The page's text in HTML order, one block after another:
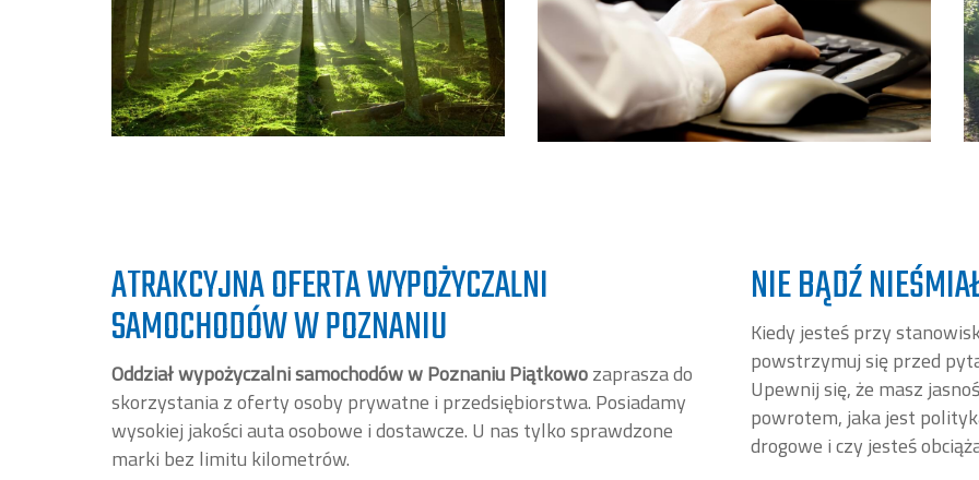
ATRAKCYJNA OFERTA WYPOŻYCZALNI
SAMOCHODÓW W POZNANIU
Oddział wypożyczalni samochodów w Poznaniu Piątkowozaprasza do
skorzystania z oferty osoby prywatne i przedsiębiorstwa. Posiadamy
wysokiej jakości auta osobowe i dostawcze. U nas tylko sprawdzone
marki bez limitu kilometrów.
NIE BĄDŹ
Kiedy jesteś przy
powstrzymuj się przed
Upewnij się, że masz
powrotem, jaka jest
drogowe i czy jesteś